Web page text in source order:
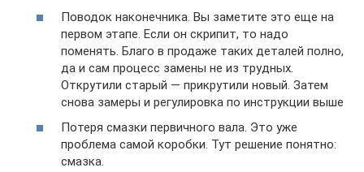
Поводок наконечника. Вы заметите это еще на
первом этапе. Если он скрипит, то надо
поменять. Благо в продаже таких деталей полно,
да и сам процесс замены не из трудных.
Открутили старый — прикрутили новый. Затем
снова замеры и регулировка по инструкции выше
Потеря смазки первичного вала. Это уже
проблема самой коробки. Тут решение понятно:
смазка.